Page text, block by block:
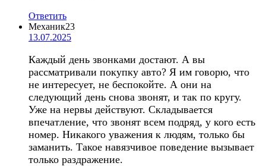
Ответить
Механик23
13.07.2025
Каждый день звонками достают. А вы
рассматривали покупку авто? Я им говорю, что
не интересует, не беспокойте. А они на
следующий день снова звонят, и так по кругу.
Уже на нервы действуют. Складывается
впечатление, что звонят всем подряд, у кого есть
номер. Никакого уважения к людям, только бы
заманить. Такое навязчивое поведение вызывает
только раздражение.